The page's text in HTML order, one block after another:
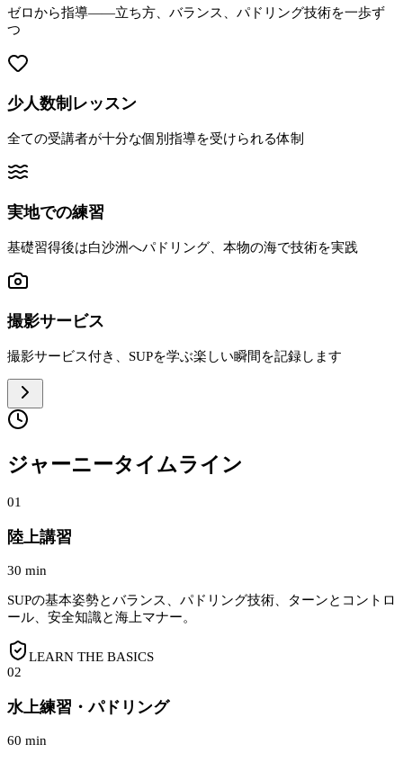
ゼロから指導——立ち方、バランス、パドリング技術を一歩ず
つ
少人数制レッスン
全ての受講者が十分な個別指導を受けられる体制
実地での練習
基礎習得後は白沙洲へパドリング、本物の海で技術を実践
撮影サービス
撮影サービス付き、SUPを学ぶ楽しい瞬間を記録します
ジャーニータイムライン
01
陸上講習
30 min
SUPの基本姿勢とバランス、パドリング技術、ターンとコントロ
ール、安全知識と海上マナー。
LEARN THE BASICS
02
水上練習・パドリング
60 min